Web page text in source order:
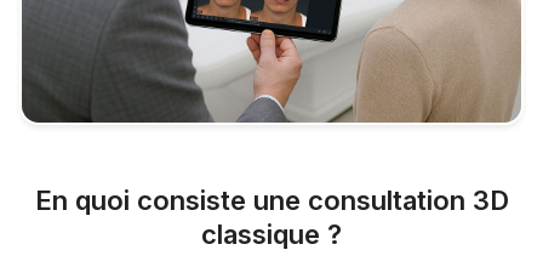
En quoi consiste une consultation 3D
classique ?